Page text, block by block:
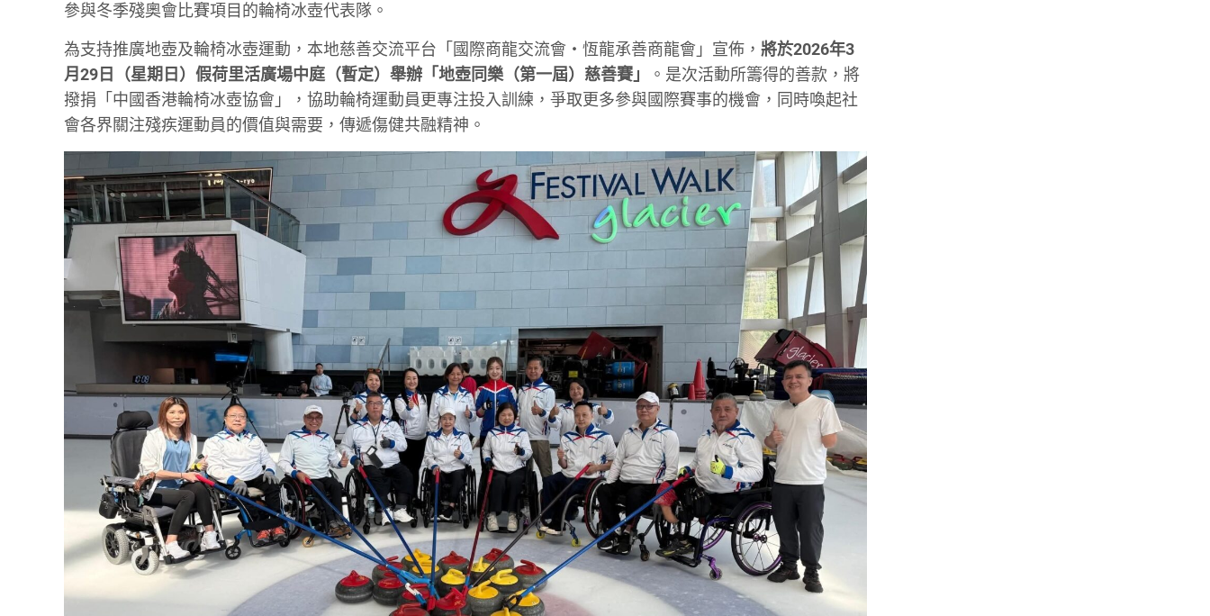
參與冬季殘奧會比賽項目的輪椅冰壺代表隊。
為支持推廣地壺及輪椅冰壺運動，本地慈善交流平台「國際商龍交流會・恆龍承善商龍會」宣佈，將於2026年3
月29日（星期日）假荷里活廣場中庭（暫定）舉辦「地壺同樂（第一屆）慈善賽」
。是次活動所籌得的善款，將
撥捐「中國香港輪椅冰壺協會」，協助輪椅運動員更專注投入訓練，爭取更多參與國際賽事的機會，同時喚起社
會各界關注殘疾運動員的價值與需要，傳遞傷健共融精神。